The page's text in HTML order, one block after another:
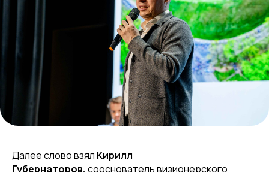
Далее слово взял Кирилл
Губернаторов, сооснователь визионерского